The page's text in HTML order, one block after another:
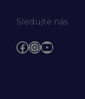
Sledujte nás
Facebook
Instagram